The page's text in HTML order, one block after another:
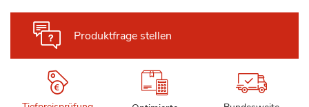
Produktfrage stellen